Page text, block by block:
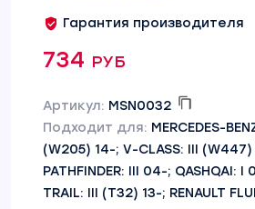
Гарантия производителя
734 руб
Артикул: MSN0032
Подходит для: MERCEDES-
(W205) 14-; V-CLASS: III (W447)
PATHFINDER: III 04-; QASHQAI: I
TRAIL: III (T32) 13-; RENAULT